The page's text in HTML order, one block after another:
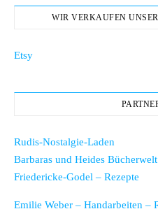
WIR VERKAUFEN
Etsy
Rudis-Nostalgie-Laden
Barbaras und Heides Bücherwelt
Friedericke-Godel – Rezepte
Emilie Weber – Handarbeiten –